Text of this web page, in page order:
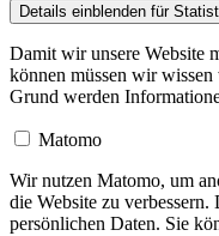
Details einblenden für
Damit wir unsere Website
können müssen wir
Grund werden
Matomo
Wir nutzen Matomo, um
die Website zu
persönlichen Daten. Sie